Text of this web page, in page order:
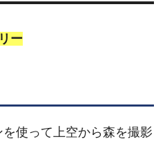
ー
使って上空から森を撮影